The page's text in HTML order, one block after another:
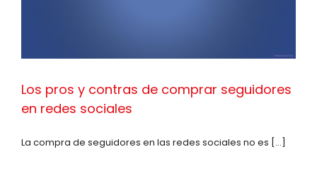
Los pros y contras de comprar seguidores
en redes sociales
La compra de seguidores en las redes sociales no es [...]